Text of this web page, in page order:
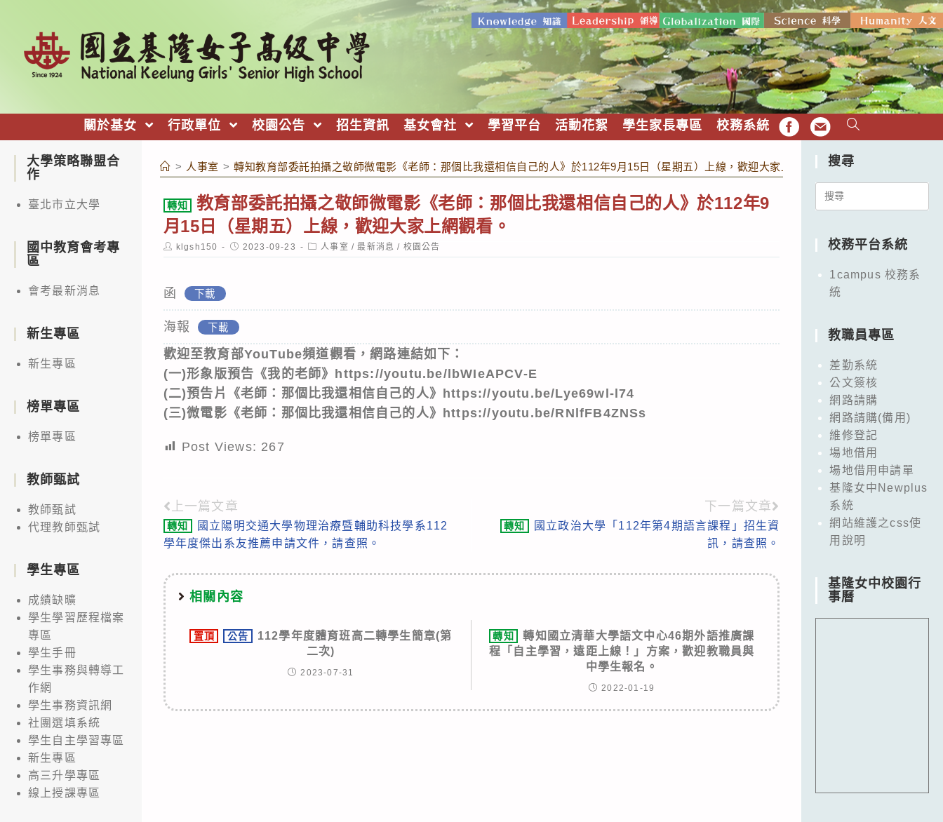
關於基女 行政單位 校園公告 招生資訊 基女會社 學習平台 活動花絮 學生家長專區 校務系統 FB EMAIL
> 人事室 > 轉知教育部委託拍攝之敬師微電影《老師：那個比我還相信自己的人》於112年9月15日（星期五）上線，歡迎大家上網觀看。
轉知
教育部委託拍攝之敬師微電影《老師：那個比我還相信自己的人》於112年9
月15日（星期五）上線，歡迎大家上網觀看。
Post
author:
klgsh150
Post
published:
2023-09-23
Post
category:
人事室 / 最新消息 / 校園公告
函 下載
海報 下載
歡迎至教育部YouTube頻道觀看，網路連結如下：
(一)形象版預告《我的老師》https://youtu.be/lbWIeAPCV-E
(二)預告片《老師：那個比我還相信自己的人》https://youtu.be/Lye69wl-l74
(三)微電影《老師：那個比我還相信自己的人》https://youtu.be/RNlfFB4ZNSs
Post Views: 267
Read
more
上一篇文章
轉知
國立陽明交通大學物理治療暨輔助科技學系112
學年度傑出系友推薦申請文件，請查照。
下一篇文章
轉知
國立政治大學「112年第4期語言課程」招生資
訊，請查照。
相關內容
置頂 公告
112學年度體育班高二轉學生簡章(第
二次)
2023-07-31
轉知
轉知國立清華大學語文中心46期外語推廣課
程「自主學習，遠距上線！」方案，歡迎教職員與
中學生報名。
2022-01-19
大學策略聯盟合
作
臺北市立大學
國中教育會考專
區
會考最新消息
新生專區
新生專區
榜單專區
榜單專區
教師甄試
教師甄試
代理教師甄試
學生專區
成績缺曠
學生學習歷程檔案
專區
學生手冊
學生事務與轉導工
作網
學生事務資訊網
社團選填系統
學生自主學習專區
新生專區
高三升學專區
線上授課專區
搜尋
Search
校務平台系統
1campus 校務系
統
教職員專區
差勤系統
公文簽核
網路請購
網路請購(備用)
維修登記
場地借用
場地借用申請單
基隆女中Newplus
系統
網站維護之css使
用說明
基隆女中校園行
事曆